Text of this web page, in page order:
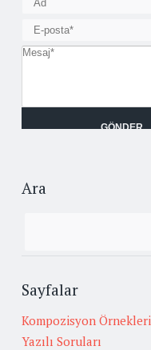
Ara
Sayfalar
Kompozisyon Örnekleri
Yazılı Soruları